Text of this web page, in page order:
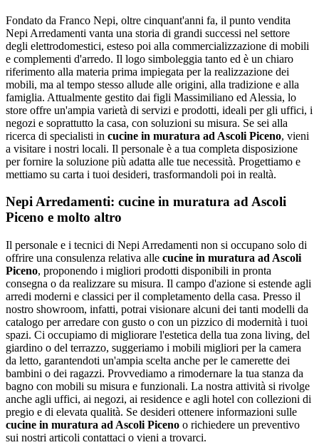
Fondato da Franco Nepi, oltre cinquant'anni fa, il punto vendita
Nepi Arredamenti vanta una storia di grandi successi nel settore
degli elettrodomestici, esteso poi alla commercializzazione di mobili
e complementi d'arredo. Il logo simboleggia tanto ed è un chiaro
riferimento alla materia prima impiegata per la realizzazione dei
mobili, ma al tempo stesso allude alle origini, alla tradizione e alla
famiglia. Attualmente gestito dai figli Massimiliano ed Alessia, lo
store offre un'ampia varietà di servizi e prodotti, ideali per gli uffici, i
negozi e soprattutto la casa, con soluzioni su misura. Se sei alla
ricerca di specialisti in cucine in muratura ad Ascoli Piceno, vieni
a visitare i nostri locali. Il personale è a tua completa disposizione
per fornire la soluzione più adatta alle tue necessità. Progettiamo e
mettiamo su carta i tuoi desideri, trasformandoli poi in realtà.
Nepi Arredamenti: cucine in muratura ad Ascoli
Piceno e molto altro
Il personale e i tecnici di Nepi Arredamenti non si occupano solo di
offrire una consulenza relativa alle cucine in muratura ad Ascoli
Piceno, proponendo i migliori prodotti disponibili in pronta
consegna o da realizzare su misura. Il campo d'azione si estende agli
arredi moderni e classici per il completamento della casa. Presso il
nostro showroom, infatti, potrai visionare alcuni dei tanti modelli da
catalogo per arredare con gusto o con un pizzico di modernità i tuoi
spazi. Ci occupiamo di migliorare l'estetica della tua zona living, del
giardino o del terrazzo, suggeriamo i mobili migliori per la camera
da letto, garantendoti un'ampia scelta anche per le camerette dei
bambini o dei ragazzi. Provvediamo a rimodernare la tua stanza da
bagno con mobili su misura e funzionali. La nostra attività si rivolge
anche agli uffici, ai negozi, ai residence e agli hotel con collezioni di
pregio e di elevata qualità. Se desideri ottenere informazioni sulle
cucine in muratura ad Ascoli Piceno o richiedere un preventivo
sui nostri articoli contattaci o vieni a trovarci.